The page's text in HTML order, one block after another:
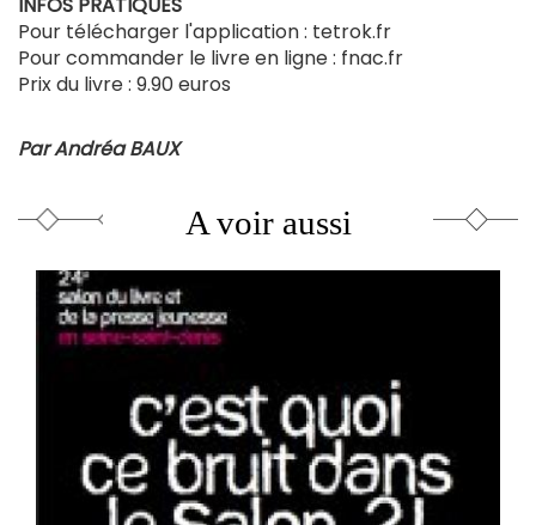
INFOS PRATIQUES
Pour télécharger l'application : tetrok.fr
Pour commander le livre en ligne : fnac.fr
Prix du livre : 9.90 euros
Par Andréa BAUX
A voir aussi